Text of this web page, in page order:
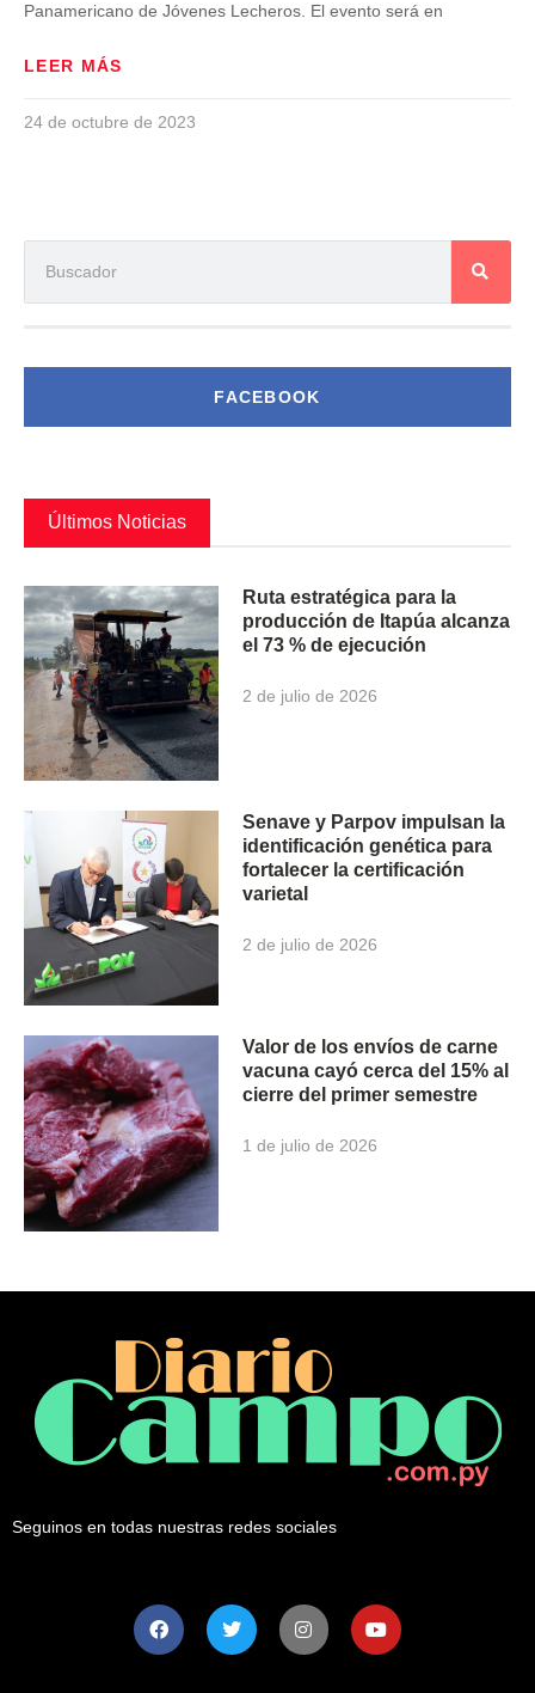
Panamericano de Jóvenes Lecheros. El evento será en
LEER MÁS
24 de octubre de 2023
FACEBOOK
Últimos Noticias
Ruta estratégica para la
producción de Itapúa alcanza
el 73 % de ejecución
2 de julio de 2026
Senave y Parpov impulsan la
identificación genética para
fortalecer la certificación
varietal
2 de julio de 2026
Valor de los envíos de carne
vacuna cayó cerca del 15% al
cierre del primer semestre
1 de julio de 2026
Seguinos en todas nuestras redes sociales